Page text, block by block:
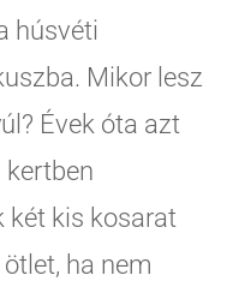
húsvéti
Mikor lesz
Évek óta azt
kertben
két kis kosarat
ha nem